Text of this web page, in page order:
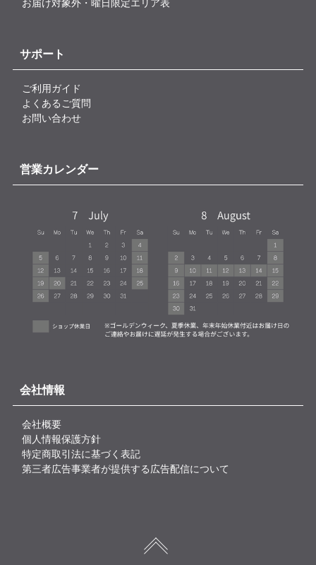
サポート
ご利用ガイド
よくあるご質問
お問い合わせ
営業カレンダー
会社情報
会社概要
個人情報保護方針
特定商取引法に基づく表記
第三者広告事業者が提供する広告配信について